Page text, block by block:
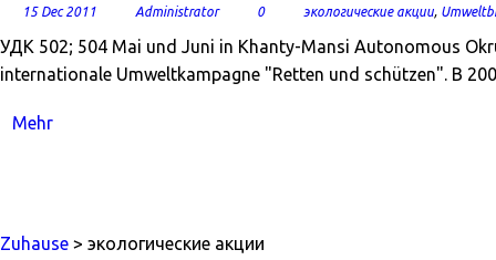
15 Dec 2011 Administrator 0 экологические акции,
УДК 502; 504 Mai und Juni in Khanty-Mansi Autonomous
internationale Umweltkampagne "Retten und schützen". В
Mehr
Zuhause > экологические акции